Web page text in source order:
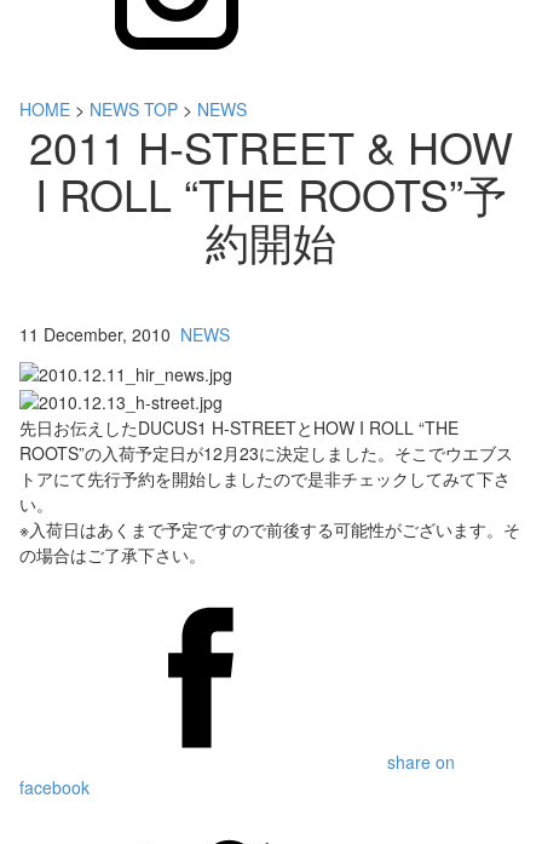
HOME > NEWS TOP > NEWS
2011 H-STREET & HOW
I ROLL “THE ROOTS”予
約開始
11 December, 2010 NEWS
先日お伝えしたDUCUS1 H-STREETとHOW I ROLL “THE
ROOTS”の入荷予定日が12月23に決定しました。そこでウエブス
トアにて先行予約を開始しましたので是非チェックしてみて下さ
い。
※入荷日はあくまで予定ですので前後する可能性がございます。そ
の場合はご了承下さい。
share on
facebook